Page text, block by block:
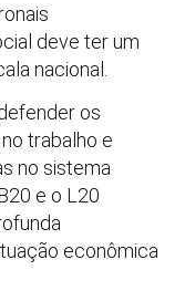
deve ter um
nacional.
os
trabalho e
no sistema
e o L20
econômica